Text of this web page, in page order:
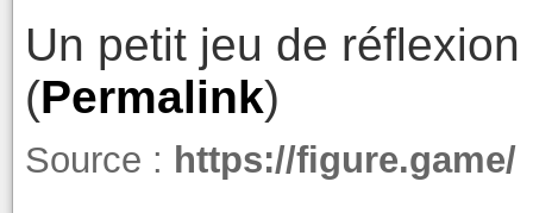
Un petit jeu de
(Permalink)
Source : https://figure.game/